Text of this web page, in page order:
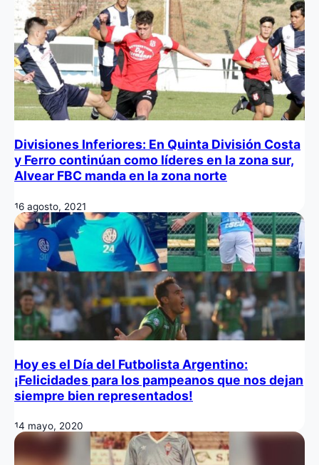
Divisiones Inferiores: En Quinta División Costa
y Ferro continúan como líderes en la zona sur,
Alvear FBC manda en la zona norte
16 agosto, 2021
Hoy es el Día del Futbolista Argentino:
¡Felicidades para los pampeanos que nos dejan
siempre bien representados!
14 mayo, 2020